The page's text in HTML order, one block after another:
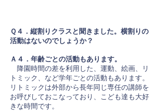
Ｑ４．縦割りクラスと聞きました。横割りの
活動はないのでしょうか？
Ａ４．年齢ごとの活動もあります。
降園時間の差を利用した、運動、絵画、リ
トミック、など学年ごとの活動もあります。
リトミックは外部から長年同じ専任の講師を
お呼びしておこなっており、こども達も大好
きな時間です。